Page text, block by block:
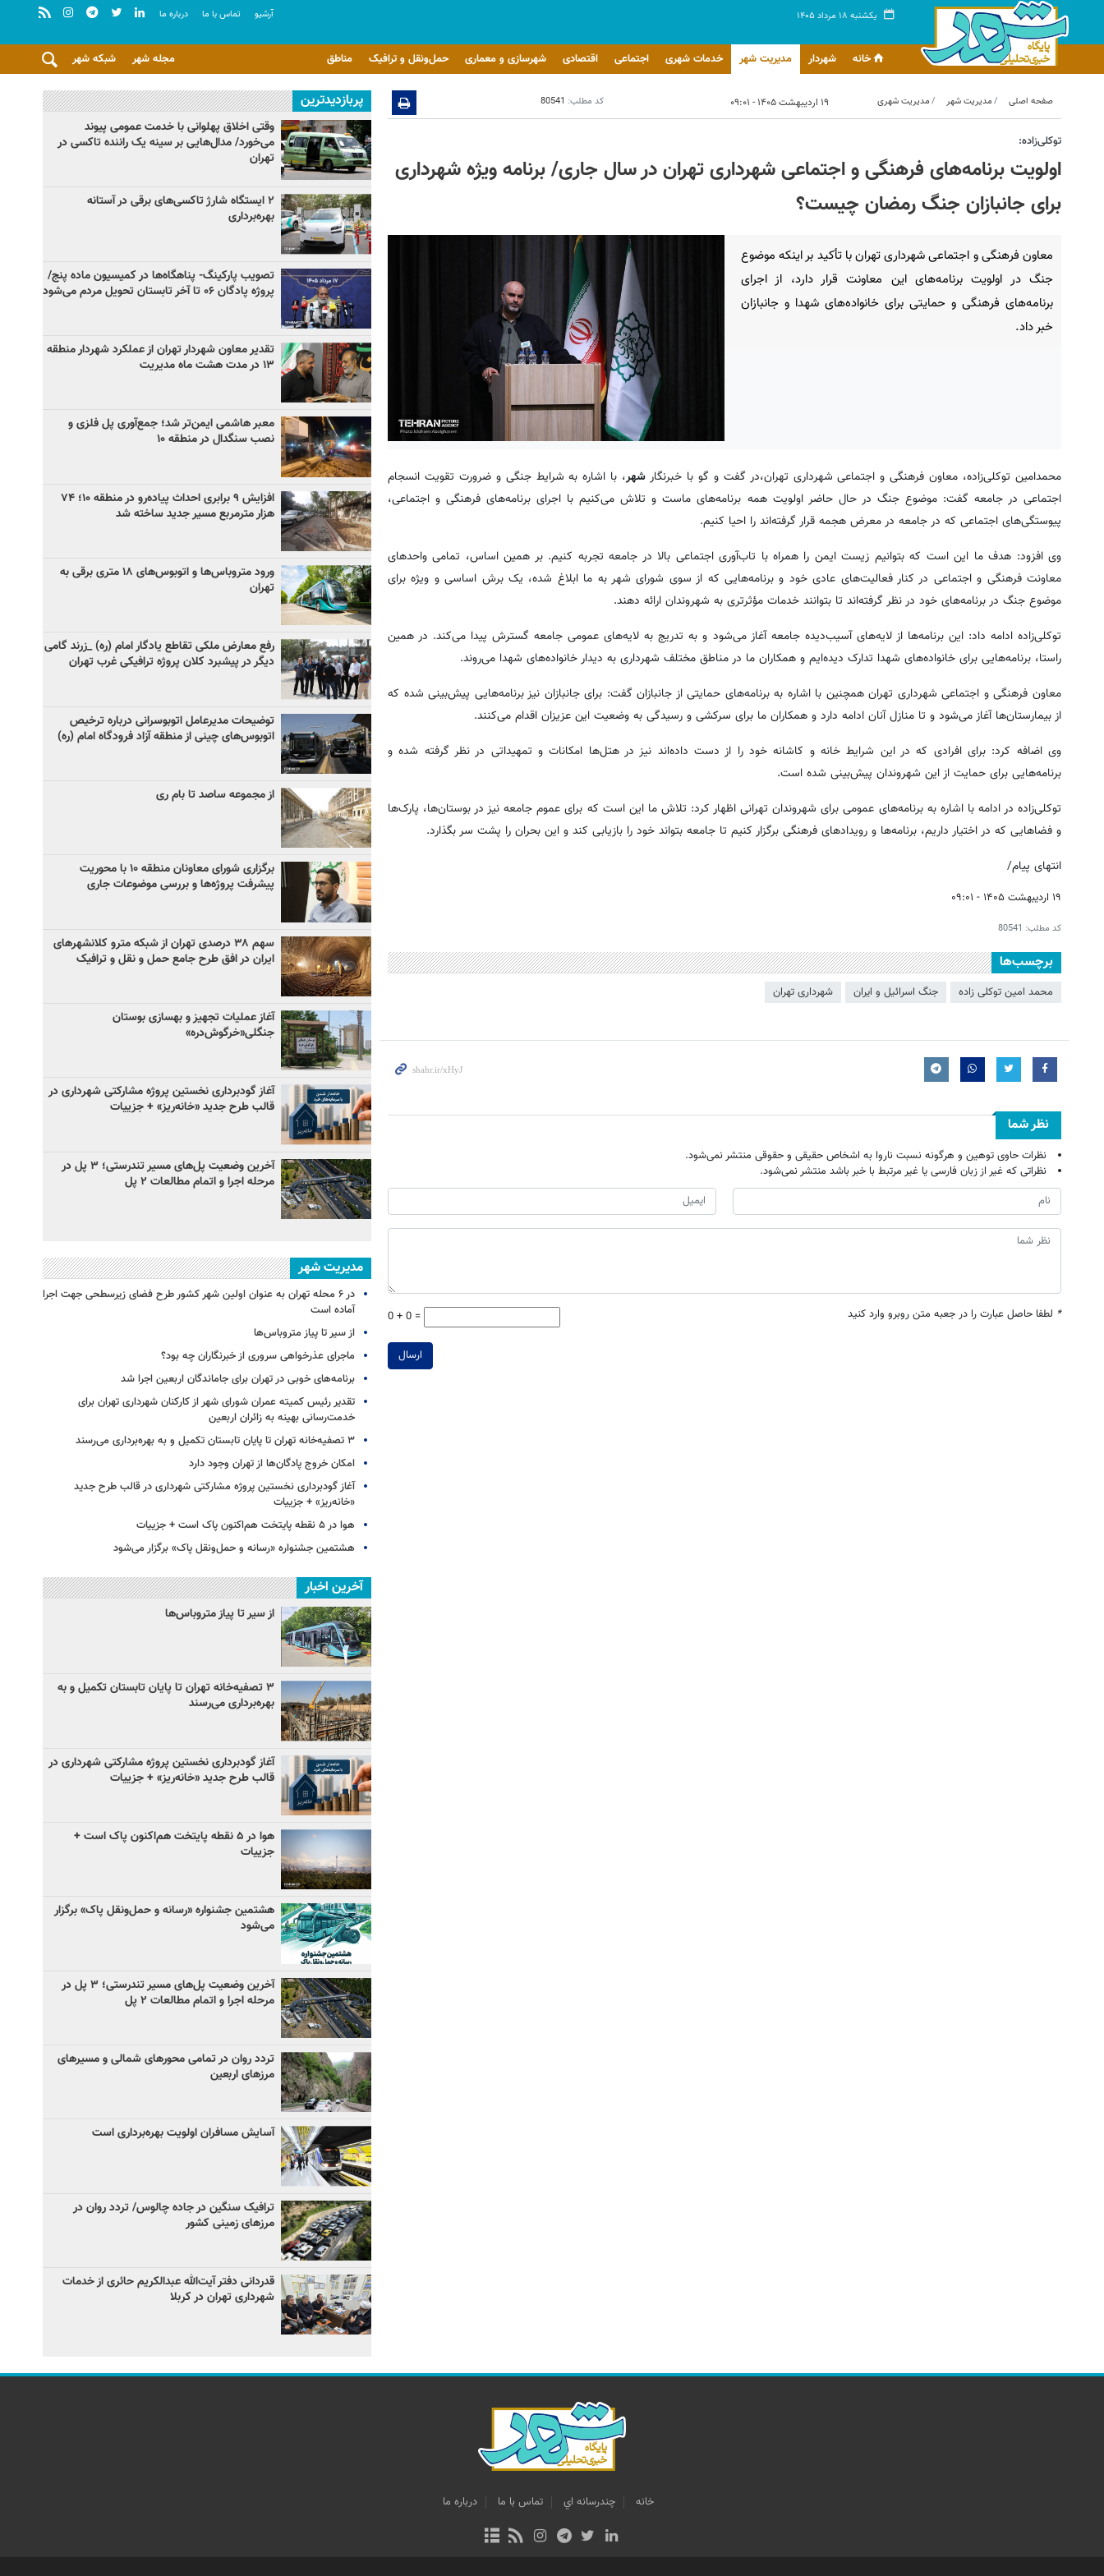
یکشنبه ۱۸ مرداد ۱۴۰۵ آرشيو تماس با ما درباره ما
خانه شهردار مدیریت شهر خدمات شهری اجتماعی اقتصادی شهرسازی و معماری حمل‌ونقل و ترافیک مناطق شبکه شهر مجله شهر
صفحه اصلی مدیریت شهر مدیریت شهری ۱۹ اردیبهشت ۱۴۰۵ - ۰۹:۰۱ کد مطلب: 80541
توکلی‌زاده:
اولویت برنامه‌های فرهنگی و اجتماعی شهرداری تهران در سال جاری/ برنامه ویژه شهرداری
برای جانبازان جنگ رمضان چیست؟
معاون فرهنگی و اجتماعی شهرداری تهران با تأکید بر اینکه موضوع
جنگ در اولویت برنامه‌های این معاونت قرار دارد، از اجرای
برنامه‌های فرهنگی و حمایتی برای خانواده‌های شهدا و جانبازان
خبر داد.
محمدامین توکلی‌زاده، معاون فرهنگی و اجتماعی شهرداری تهران،در گفت و گو با خبرنگار شهر، با اشاره به شرایط جنگی و ضرورت تقویت انسجام
اجتماعی در جامعه گفت: موضوع جنگ در حال حاضر اولویت همه برنامه‌های ماست و تلاش می‌کنیم با اجرای برنامه‌های فرهنگی و اجتماعی،
پیوستگی‌های اجتماعی که در جامعه در معرض هجمه قرار گرفته‌اند را احیا کنیم.
وی افزود: هدف ما این است که بتوانیم زیست ایمن را همراه با تاب‌آوری اجتماعی بالا در جامعه تجربه کنیم. بر همین اساس، تمامی واحدهای
معاونت فرهنگی و اجتماعی در کنار فعالیت‌های عادی خود و برنامه‌هایی که از سوی شورای شهر به ما ابلاغ شده، یک برش اساسی و ویژه برای
موضوع جنگ در برنامه‌های خود در نظر گرفته‌اند تا بتوانند خدمات مؤثرتری به شهروندان ارائه دهند.
توکلی‌زاده ادامه داد: این برنامه‌ها از لایه‌های آسیب‌دیده جامعه آغاز می‌شود و به تدریج به لایه‌های عمومی جامعه گسترش پیدا می‌کند. در همین
راستا، برنامه‌هایی برای خانواده‌های شهدا تدارک دیده‌ایم و همکاران ما در مناطق مختلف شهرداری به دیدار خانواده‌های شهدا می‌روند.
معاون فرهنگی و اجتماعی شهرداری تهران همچنین با اشاره به برنامه‌های حمایتی از جانبازان گفت: برای جانبازان نیز برنامه‌هایی پیش‌بینی شده که
از بیمارستان‌ها آغاز می‌شود و تا منازل آنان ادامه دارد و همکاران ما برای سرکشی و رسیدگی به وضعیت این عزیزان اقدام می‌کنند.
وی اضافه کرد: برای افرادی که در این شرایط خانه و کاشانه خود را از دست داده‌اند نیز در هتل‌ها امکانات و تمهیداتی در نظر گرفته شده و
برنامه‌هایی برای حمایت از این شهروندان پیش‌بینی شده است.
توکلی‌زاده در ادامه با اشاره به برنامه‌های عمومی برای شهروندان تهرانی اظهار کرد: تلاش ما این است که برای عموم جامعه نیز در بوستان‌ها، پارک‌ها
و فضاهایی که در اختیار داریم، برنامه‌ها و رویدادهای فرهنگی برگزار کنیم تا جامعه بتواند خود را بازیابی کند و این بحران را پشت سر بگذارد.
انتهای پیام/
۱۹ اردیبهشت ۱۴۰۵ - ۰۹:۰۱
کد مطلب: 80541
برچسب‌ها
محمد امین توکلی زاده جنگ اسرائیل و ایران شهرداری تهران
نظر شما
نظرات حاوی توهین و هرگونه نسبت ناروا به اشخاص حقیقی و حقوقی منتشر نمی‌شود.
نظراتی که غیر از زبان فارسی یا غیر مرتبط با خبر باشد منتشر نمی‌شود.
* لطفا حاصل عبارت را در جعبه متن روبرو وارد کنید 0 + 0 =
ارسال
پربازدیدترین
وقتی اخلاق پهلوانی با خدمت عمومی پیوند
می‌خورد/ مدال‌هایی بر سینه یک راننده تاکسی در
تهران
۲ ایستگاه شارژ تاکسی‌های برقی در آستانه
بهره‌برداری
تصویب پارکینگ- پناهگاه‌ها در کمیسیون ماده پنج/
پروژه پادگان ۰۶ تا آخر تابستان تحویل مردم می‌شود
تقدیر معاون شهردار تهران از عملکرد شهردار منطقه
۱۳ در مدت هشت ماه مدیریت
معبر هاشمی ایمن‌تر شد؛ جمع‌آوری پل فلزی و
نصب سنگدال در منطقه ۱۰
افزایش ۹ برابری احداث پیاده‌رو در منطقه ۱۰؛ ۷۴
هزار مترمربع مسیر جدید ساخته شد
ورود متروباس‌ها و اتوبوس‌های ۱۸ متری برقی به
تهران
رفع معارض ملکی تقاطع یادگار امام (ره) _زرند گامی
دیگر در پیشبرد کلان پروژه‌ ترافیکی غرب تهران
توضیحات مدیرعامل اتوبوسرانی درباره ترخیص
اتوبوس‌های چینی از منطقه آزاد فرودگاه امام (ره)
از مجموعه ساصد تا بام ری
برگزاری شورای معاونان منطقه ۱۰ با محوریت
پیشرفت پروژه‌ها و بررسی موضوعات جاری
سهم ۳۸ درصدی تهران از شبکه مترو کلانشهرهای
ایران در افق طرح جامع حمل و نقل و ترافیک
آغاز عملیات تجهیز و بهسازی بوستان
جنگلی«خرگوش‌دره»
آغاز گودبرداری نخستین پروژه مشارکتی شهرداری در
قالب طرح جدید «خانه‌ریز» + جزییات
آخرین وضعیت پل‌های مسیر تندرستی؛ ۳ پل در
مرحله اجرا و اتمام مطالعات ۲ پل
مدیریت شهر
در ۶ محله تهران به عنوان اولین شهر کشور طرح فضای زیرسطحی جهت اجرا
آماده است
از سیر تا پیاز متروباس‌ها
ماجرای عذرخواهی سروری از خبرنگاران چه بود؟
برنامه‌های خوبی در تهران برای جاماندگان اربعین اجرا شد
تقدیر رئیس کمیته عمران شورای شهر از کارکنان شهرداری تهران برای
خدمت‌رسانی بهینه به زائران اربعین
۳ ﺗﺼﻔﻴﻪ‌ﺧﺎﻧﻪ‌ تهران تا پایان تابستان تکمیل و به بهره‌برداری می‌رسند
امکان خروج پادگان‌ها از تهران وجود دارد
آغاز گودبرداری نخستین پروژه مشارکتی شهرداری در قالب طرح جدید
«خانه‌ریز» + جزییات
هوا در ۵ نقطه پایتخت هم‌اکنون پاک است + جزییات
هشتمین جشنواره «رسانه و حمل‌ونقل پاک» برگزار می‌شود
آخرین اخبار
از سیر تا پیاز متروباس‌ها
۳ ﺗﺼﻔﻴﻪ‌ﺧﺎﻧﻪ‌ تهران تا پایان تابستان تکمیل و به
بهره‌برداری می‌رسند
آغاز گودبرداری نخستین پروژه مشارکتی شهرداری در
قالب طرح جدید «خانه‌ریز» + جزییات
هوا در ۵ نقطه پایتخت هم‌اکنون پاک است +
جزییات
هشتمین جشنواره «رسانه و حمل‌ونقل پاک» برگزار
می‌شود
آخرین وضعیت پل‌های مسیر تندرستی؛ ۳ پل در
مرحله اجرا و اتمام مطالعات ۲ پل
تردد روان در تمامی محورهای شمالی و مسیرهای
مرزهای اربعین
آسایش مسافران اولویت بهره‌برداری است
ترافیک سنگین در جاده چالوس/ تردد روان در
مرزهای زمینی کشور
قدردانی دفتر آیت‌الله عبدالکریم حائری از خدمات
شهرداری تهران در کربلا
خانه چندرسانه اي تماس با ما درباره ما